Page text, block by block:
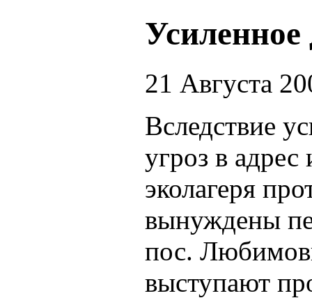
Усиленное
21 Августа
Вследствие
угроз в
эколагеря
вынуждены
пос.
выступают